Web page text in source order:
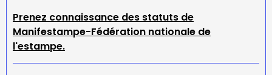
Prenez connaissance des statuts de
Manifestampe-Fédération nationale de
l'estampe.